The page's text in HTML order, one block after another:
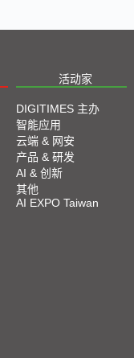
活动家
DIGITIMES 主办
智能应用
云端 & 网安
产品 & 研发
AI & 创新
其他
AI EXPO Taiwan